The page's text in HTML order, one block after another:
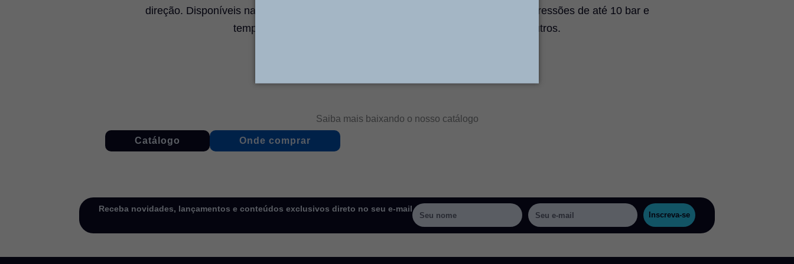
direção. Disponíveis nas versões de 5 e 3 vias , na rosca de ¼ BSP, operam com pressões de até 10 bar e
temperaturas de -10°C à +80°C, com ar comprimido e gases neutros.
Saiba mais baixando o nosso catálogo
Catálogo Onde comprar
Receba novidades, lançamentos e conteúdos exclusivos direto no seu e-mail
Inscreva-se